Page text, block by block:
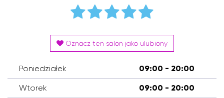
Oznacz ten salon jako ulubiony
Poniedziałek 09:00 - 20:00
Wtorek 09:00 - 20:00